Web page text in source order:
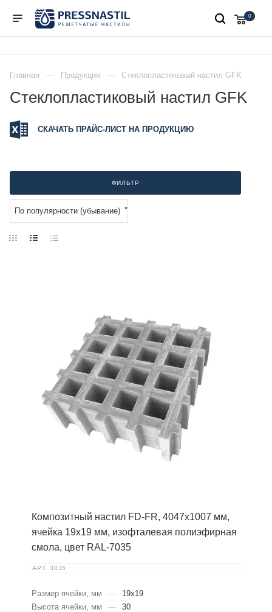
0
Главная Продукция Стеклопластиковый настил GFK
Стеклопластиковый настил GFK
СКАЧАТЬ ПРАЙС-ЛИСТ НА ПРОДУКЦИЮ
ФИЛЬТР
По популярности (убывание)
Композитный настил FD-FR, 4047х1007 мм,
ячейка 19х19 мм, изофталевая полиэфирная
смола, цвет RAL-7035
АРТ. 3035
Размер ячейки, мм —
19х19
Высота ячейки, мм
—
30